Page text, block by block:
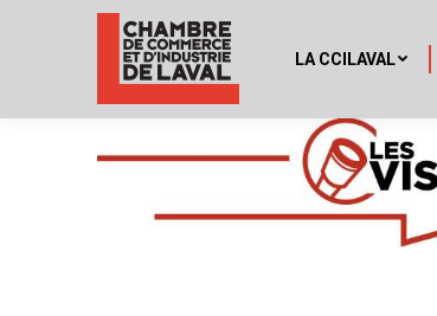
LA CCILAVAL